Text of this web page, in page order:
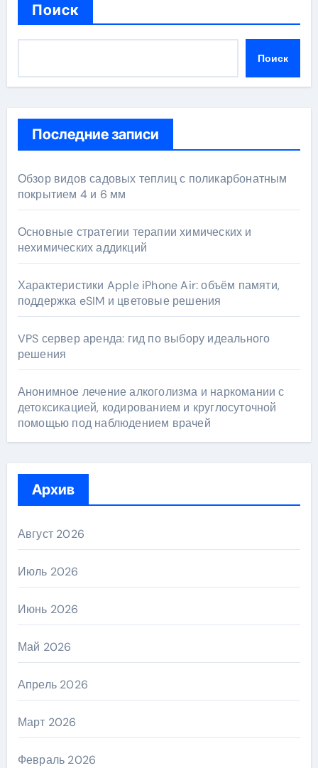
Поиск
Поиск
Последние записи
Обзор видов садовых теплиц с поликарбонатным
покрытием 4 и 6 мм
Основные стратегии терапии химических и
нехимических аддикций
Характеристики Apple iPhone Air: объём памяти,
поддержка eSIM и цветовые решения
VPS сервер аренда: гид по выбору идеального
решения
Анонимное лечение алкоголизма и наркомании с
детоксикацией, кодированием и круглосуточной
помощью под наблюдением врачей
Архив
Август 2026
Июль 2026
Июнь 2026
Май 2026
Апрель 2026
Март 2026
Февраль 2026